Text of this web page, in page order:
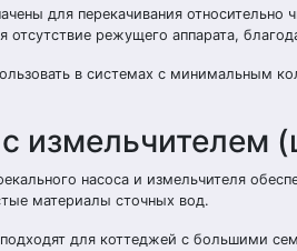
для перекачивания
отсутствие режущего аппарата,
в системах с минимальным
измельчителем
насоса и измельчителя
материалы сточных вод.
для коттеджей с большими